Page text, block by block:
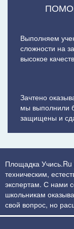
Выполняем
сложности на
высокое
Зачтено
мы выполнили
защищены и
Площадка Учись.Ru
техническим,
экспертам. С нами
школьникам
свой вопрос, но